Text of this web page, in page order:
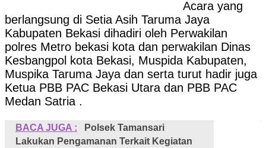
Acara yang
berlangsung di Setia Asih Taruma Jaya
Kabupaten Bekasi dihadiri oleh Perwakilan
polres Metro bekasi kota dan perwakilan Dinas
Kesbangpol kota Bekasi, Muspida Kabupaten,
Muspika Taruma Jaya dan serta turut hadir juga
Ketua PBB PAC Bekasi Utara dan PBB PAC
Medan Satria .
BACA JUGA :
Polsek Tamansari
Lakukan Pengamanan Terkait Kegiatan